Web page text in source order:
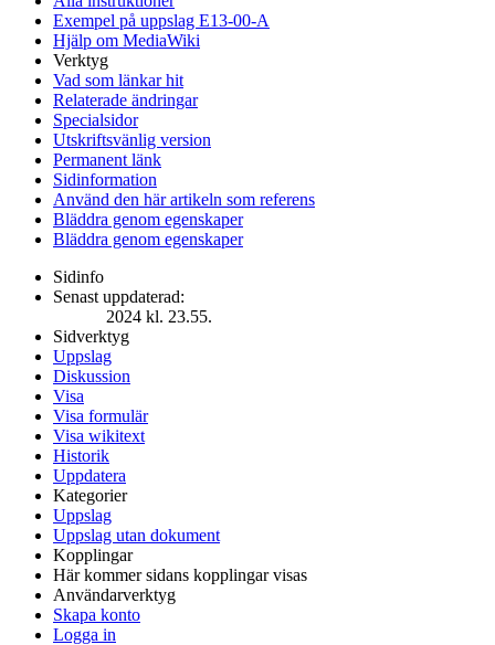
Exempel på uppslag E13-00-A
Hjälp om MediaWiki
Verktyg
Vad som länkar hit
Relaterade ändringar
Specialsidor
Utskriftsvänlig version
Permanent länk
Sidinformation
Använd den här artikeln som referens
Bläddra genom egenskaper
Bläddra genom egenskaper
Sidinfo
Senast uppdaterad:
2024 kl. 23.55.
Sidverktyg
Uppslag
Diskussion
Visa
Visa formulär
Visa wikitext
Historik
Uppdatera
Kategorier
Uppslag
Uppslag utan dokument
Kopplingar
Här kommer sidans kopplingar visas
Användarverktyg
Skapa konto
Logga in